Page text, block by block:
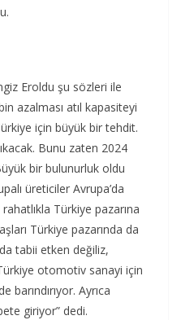
Eroldu şu sözleri ile
azalması atıl kapasiteyi
için büyük bir tehdit.
Bunu zaten 2024
bir bulunurluk oldu
üreticiler Avrupa’da
Türkiye pazarına
Türkiye pazarında da
tabii etken değiliz,
otomotiv sanayi için
barındırıyor. Ayrıca
giriyor” dedi.